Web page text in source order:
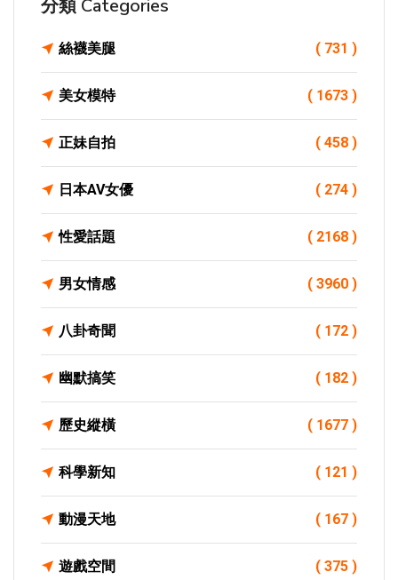
分類 Categories
絲襪美腿 ( 731 )
美女模特 ( 1673 )
正妹自拍 ( 458 )
日本AV女優 ( 274 )
性愛話題 ( 2168 )
男女情感 ( 3960 )
八卦奇聞 ( 172 )
幽默搞笑 ( 182 )
歷史縱橫 ( 1677 )
科學新知 ( 121 )
動漫天地 ( 167 )
遊戲空間 ( 375 )